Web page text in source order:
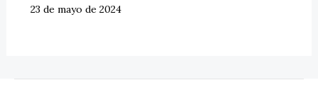
23 de mayo de 2024